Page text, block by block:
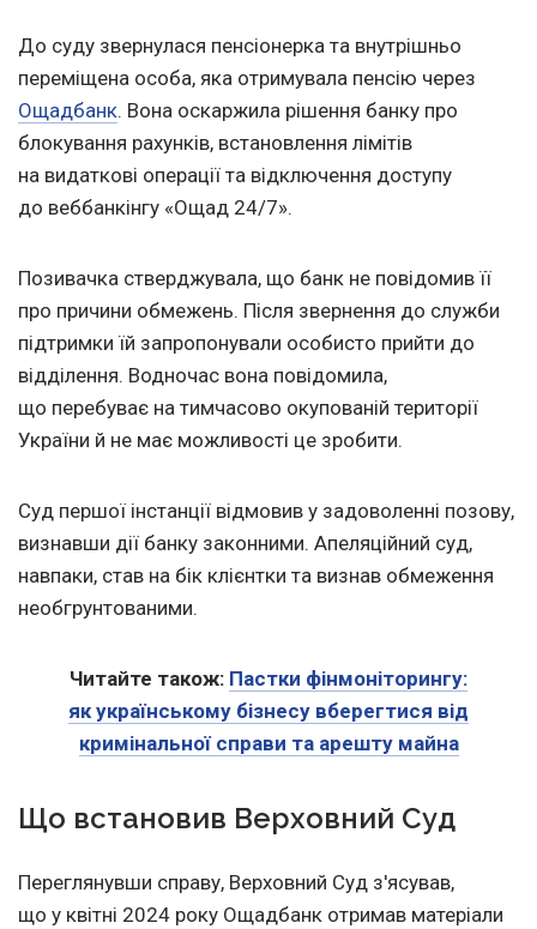
До суду звернулася пенсіонерка та внутрішньо
переміщена особа, яка отримувала пенсію через
Ощадбанк. Вона оскаржила рішення банку про
блокування рахунків, встановлення лімітів
на видаткові операції та відключення доступу
до веббанкінгу «Ощад 24/7».
Позивачка стверджувала, що банк не повідомив її
про причини обмежень. Після звернення до служби
підтримки їй запропонували особисто прийти до
відділення. Водночас вона повідомила,
що перебуває на тимчасово окупованій території
України й не має можливості це зробити.
Суд першої інстанції відмовив у задоволенні позову,
визнавши дії банку законними. Апеляційний суд,
навпаки, став на бік клієнтки та визнав обмеження
необгрунтованими.
Читайте також: Пастки фінмоніторингу:
як українському бізнесу вберегтися від
кримінальної cправи та арешту майна
Що встановив Верховний Суд
Переглянувши справу, Верховний Суд з'ясував,
що у квітні 2024 року Ощадбанк отримав матеріали